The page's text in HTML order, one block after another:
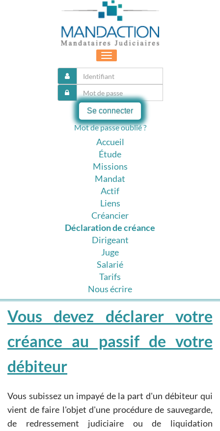
Toggle
navigation
Se connecter
Mot de passe oublié ?
Accueil
Étude
Missions
Mandat
Actif
Liens
Créancier
Déclaration de créance
Dirigeant
Juge
Salarié
Tarifs
Nous écrire
Vous devez déclarer votre
créance au passif de votre
débiteur
Vous subissez un impayé de la part d'un débiteur qui
vient de faire l'objet d'une procédure de sauvegarde,
de redressement judiciaire ou de liquidation